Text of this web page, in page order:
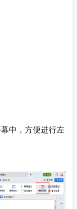
中，方便进行左